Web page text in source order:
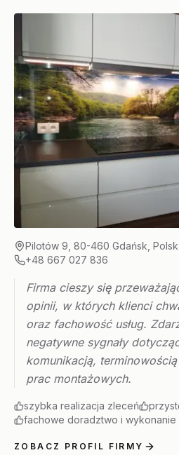
Pilotów 9, 80-460 Gdańsk,
+48 667 027 836
Firma cieszy się
opinii, w których klienci
oraz fachowość usług.
negatywne sygnały
komunikacją,
prac montażowych.
szybka realizacja zleceń
fachowe doradztwo i wykonanie
ZOBACZ PROFIL FIRMY